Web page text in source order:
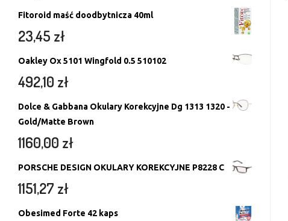
Fitoroid maść doodbytnicza 40ml
23,45 zł
Oakley Ox 5101 Wingfold 0.5 510102
492,10 zł
Dolce & Gabbana Okulary Korekcyjne Dg 1313 1320 -
Gold/Matte Brown
1160,00 zł
PORSCHE DESIGN OKULARY KOREKCYJNE P8228 C
1151,27 zł
Obesimed Forte 42 kaps